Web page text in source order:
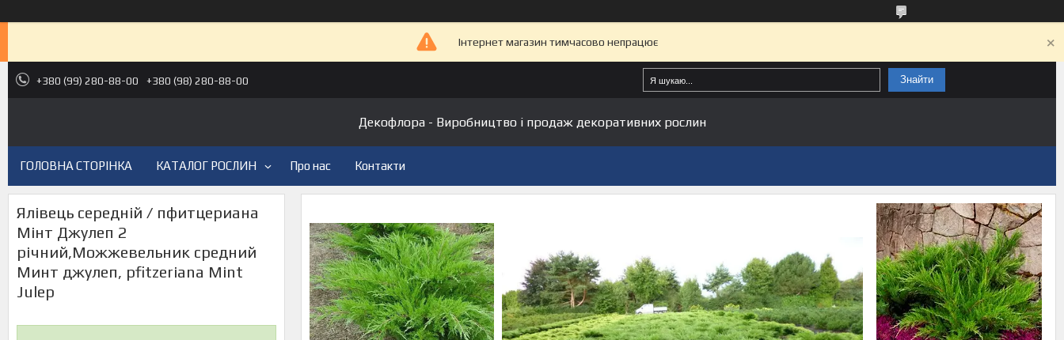
Інтернет магазин тимчасово непрацює
+380 (99) 280-88-00 +380 (98) 280-88-00 Знайти
Декофлора - Виробництво і продаж декоративних рослин
ГОЛОВНА СТОРІНКА КАТАЛОГ РОСЛИН Про нас Контакти
Ялівець середній / пфитцериана
Мінт Джулеп 2
річний,Можжевельник средний
Минт джулеп, pfitzeriana Mint
Julep